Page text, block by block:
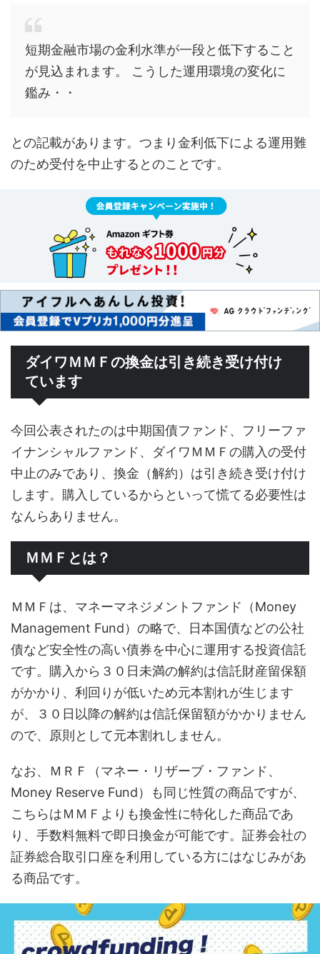
短期金融市場の金利水準が一段と低下すること
が見込まれます。 こうした運用環境の変化に
鑑み・・
との記載があります。つまり金利低下による運用難
のため受付を中止するとのことです。
ダイワＭＭＦの換金は引き続き受け付け
ています
今回公表されたのは中期国債ファンド、フリーファ
イナンシャルファンド、ダイワＭＭＦの購入の受付
中止のみであり、換金（解約）は引き続き受け付け
します。購入しているからといって慌てる必要性は
なんらありません。
ＭＭＦとは？
ＭＭＦは、マネーマネジメントファンド（Money
Management Fund）の略で、日本国債などの公社
債など安全性の高い債券を中心に運用する投資信託
です。購入から３０日未満の解約は信託財産留保額
がかかり、利回りが低いため元本割れが生じます
が、３０日以降の解約は信託保留額がかかりません
ので、原則として元本割れしません。
なお、ＭＲＦ（マネー・リザーブ・ファンド、
Money Reserve Fund）も同じ性質の商品ですが、
こちらはＭＭＦよりも換金性に特化した商品であ
り、手数料無料で即日換金が可能です。証券会社の
証券総合取引口座を利用している方にはなじみがあ
る商品です。